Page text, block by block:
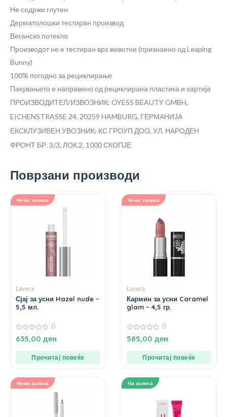
Не содржи глутен
Дерматолошки тестиран производ
Веганско потекло
Производот не е тестиран врз животни (признаено од Leaping
Bunny)
100% погодно за рециклирање
Пакувањето е направено од рециклирана пластика и хартија
ПРОИЗВОДИТЕЛ/ИЗВОЗНИК: OYESS BEAUTY GMBH,
EICHENSTRASSE 24, 20259 HAMBURG, ГЕРМАНИЈА
ЕКСКЛУЗИВЕН УВОЗНИК: КС ГРОУП ДОО, УЛ. НАРОДЕН
ФРОНТ БР. 3/3, ЛОК.2, 1000 СКОПЈЕ
Поврзани производи
Нема залиха
Lavera
Сјај за усни Hazel nude –
5,5 мл.
0
од
0
635,00 ден
Прочитај повеќе
Нема залиха
Lavera
Кармин за усни Caramel
glam – 4,5 гр.
0
од
0
585,00 ден
Прочитај повеќе
Нема залиха На залиха